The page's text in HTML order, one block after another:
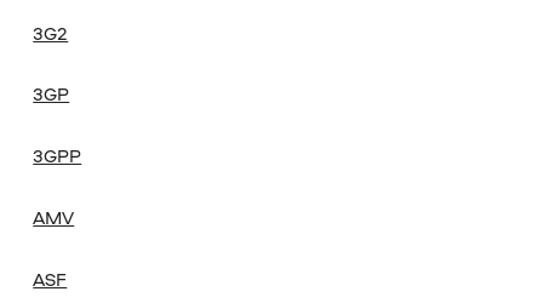
3G2
3GP
3GPP
AMV
ASF